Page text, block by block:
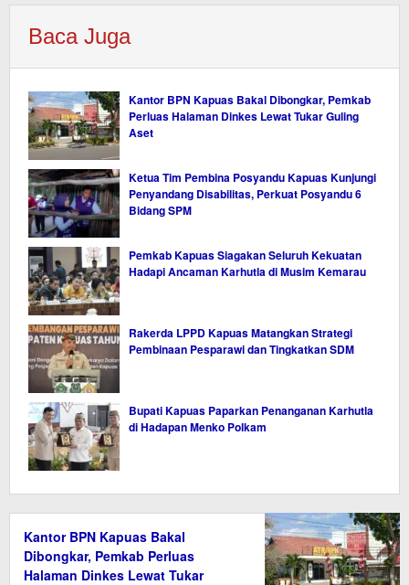
Baca Juga
Kantor BPN Kapuas Bakal Dibongkar, Pemkab
Perluas Halaman Dinkes Lewat Tukar Guling
Aset
Ketua Tim Pembina Posyandu Kapuas Kunjungi
Penyandang Disabilitas, Perkuat Posyandu 6
Bidang SPM
Pemkab Kapuas Siagakan Seluruh Kekuatan
Hadapi Ancaman Karhutla di Musim Kemarau
Rakerda LPPD Kapuas Matangkan Strategi
Pembinaan Pesparawi dan Tingkatkan SDM
Bupati Kapuas Paparkan Penanganan Karhutla
di Hadapan Menko Polkam
Kantor BPN Kapuas Bakal
Dibongkar, Pemkab Perluas
Halaman Dinkes Lewat Tukar